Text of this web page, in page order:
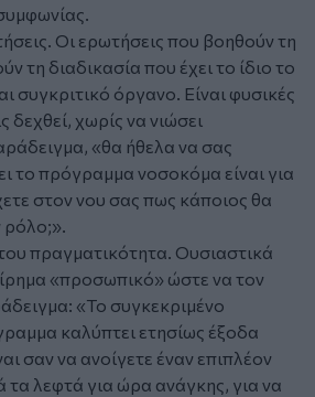
Οι ερωτήσεις που βοηθούν τη
τη διαδικασία που έχει το ίδιο το
συγκριτικό όργανο. Είναι φυσικές
δεχθεί, χωρίς να νιώσει
«θα ήθελα να σας
το πρόγραμμα νοσοκόμα είναι για
στον νου σας πως κάποιος θα
ρόλο;».
πραγματικότητα. Ουσιαστικά
«προσωπικό» ώστε να τον
«Το συγκεκριμένο
καλύπτει ετησίως έξοδα
σαν να ανοίγετε έναν επιπλέον
τα λεφτά για ώρα ανάγκης, για να